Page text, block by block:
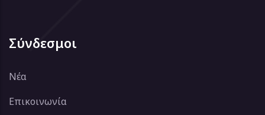
Σύνδεσμοι
Νέα
Επικοινωνία